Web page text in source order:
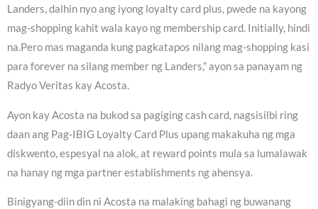
Landers, dalhin nyo ang iyong loyalty card plus, pwede na kayong
mag-shopping kahit wala kayo ng membership card. Initially, hindi
na.Pero mas maganda kung pagkatapos nilang mag-shopping kasi
para forever na silang member ng Landers,” ayon sa panayam ng
Radyo Veritas kay Acosta.
Ayon kay Acosta na bukod sa pagiging cash card, nagsisilbi ring
daan ang Pag-IBIG Loyalty Card Plus upang makakuha ng mga
diskwento, espesyal na alok, at reward points mula sa lumalawak
na hanay ng mga partner establishments ng ahensya.
Binigyang-diin din ni Acosta na malaking bahagi ng buwanang